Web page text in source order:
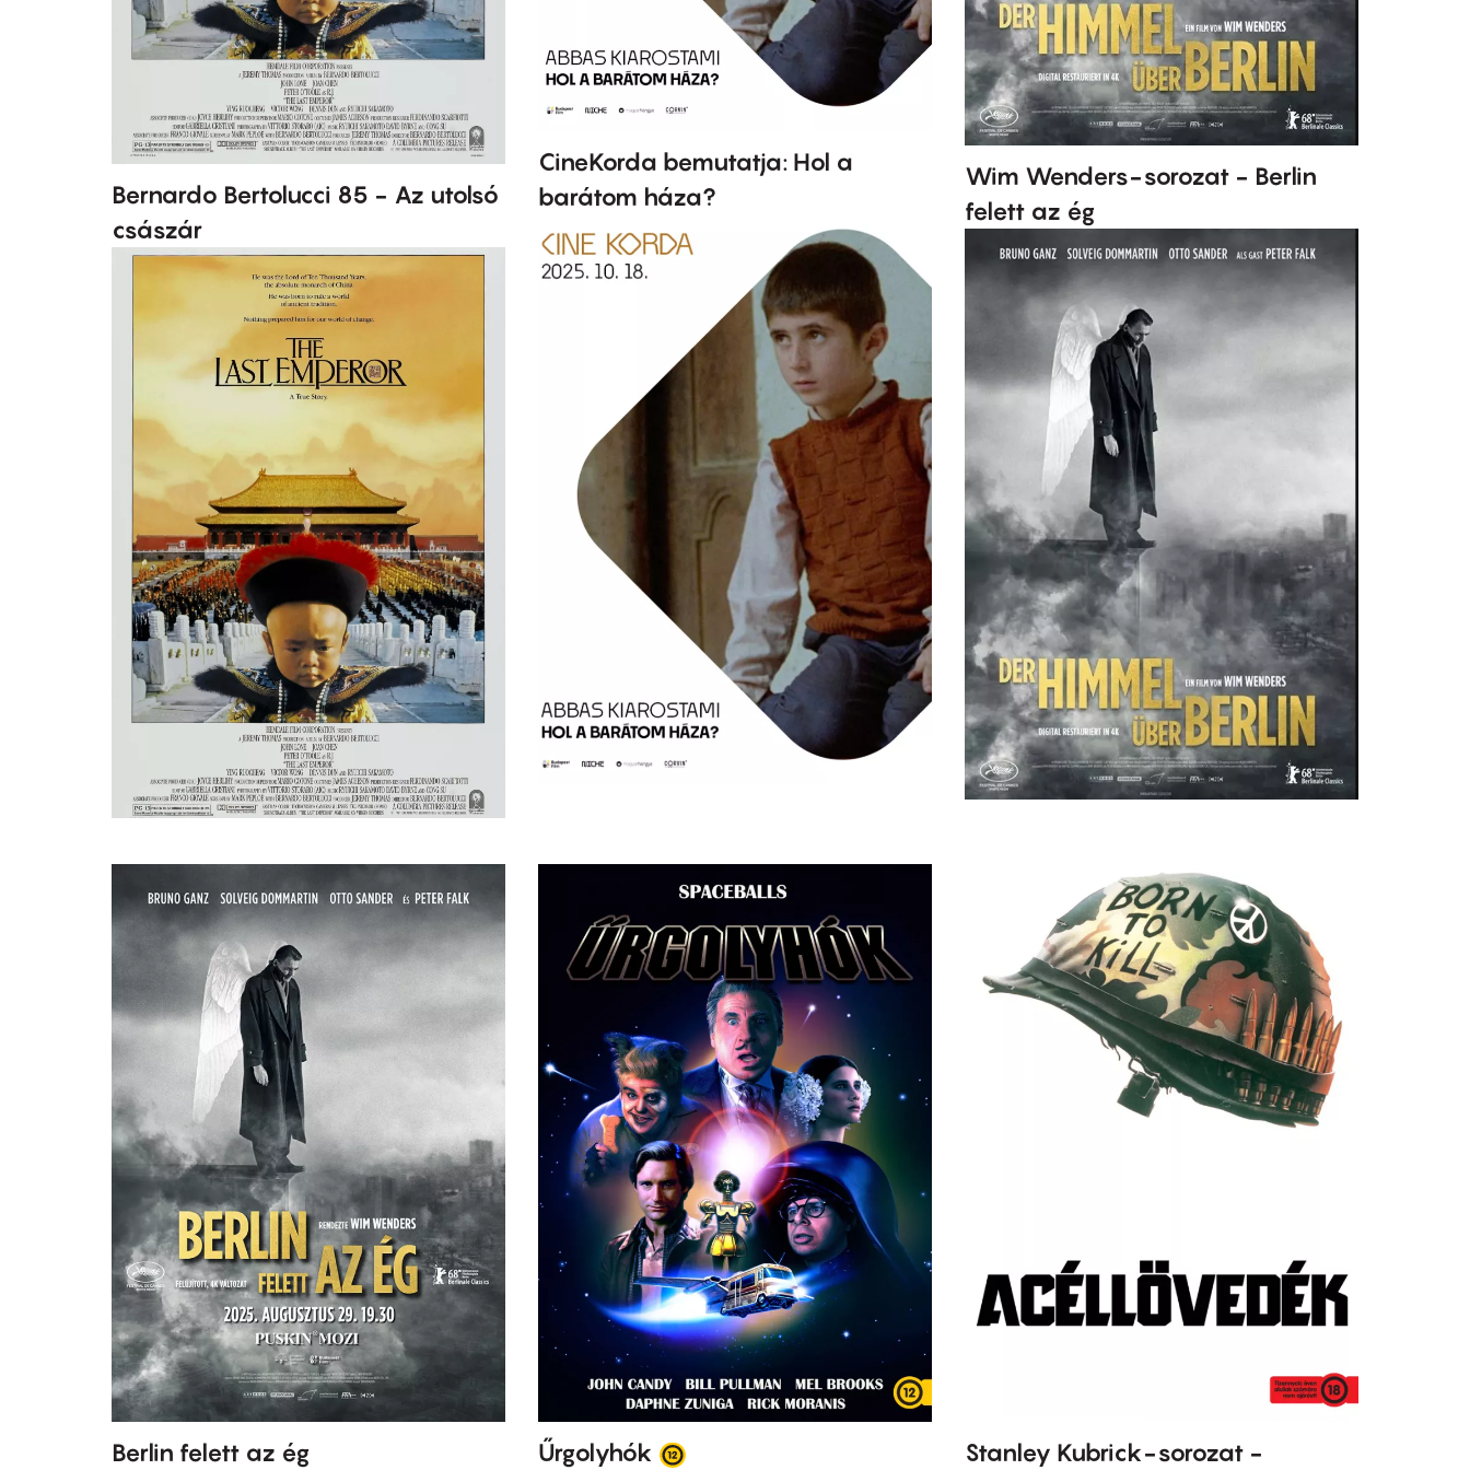
Bernardo Bertolucci 85 - Az utolsó
császár
CineKorda bemutatja: Hol a
barátom háza?
Wim Wenders-sorozat - Berlin
felett az ég
Berlin felett az ég Űrgolyhók Stanley Kubrick-sorozat -